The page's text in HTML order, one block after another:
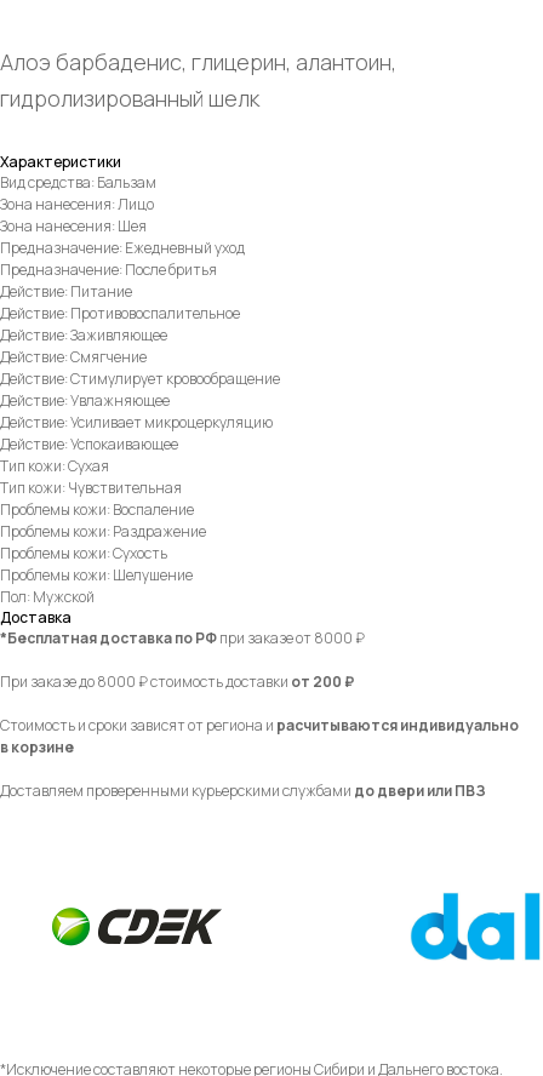
Алоэ барбаденис, глицерин, алантоин,
гидролизированный шелк
Характеристики
Вид средства: Бальзам
Зона нанесения: Лицо
Зона нанесения: Шея
Предназначение: Ежедневный уход
Предназначение: После бритья
Действие: Питание
Действие: Противовоспалительное
Действие: Заживляющее
Действие: Смягчение
Действие: Стимулирует кровообращение
Действие: Увлажняющее
Действие: Усиливает микроцеркуляцию
Действие: Успокаивающее
Тип кожи: Сухая
Тип кожи: Чувствительная
Проблемы кожи: Воспаление
Проблемы кожи: Раздражение
Проблемы кожи: Сухость
Проблемы кожи: Шелушение
Пол: Мужской
Доставка
*Бесплатная доставка по РФпри заказе от 8000 ₽
При заказе до 8000 ₽ стоимость доставки от 200 ₽
Стоимость и сроки зависят от региона и расчитываются индивидуально
в корзине
Доставляем проверенными курьерскими службами до двери или ПВЗ
*Исключение составляют некоторые регионы Сибири и Дальнего востока.